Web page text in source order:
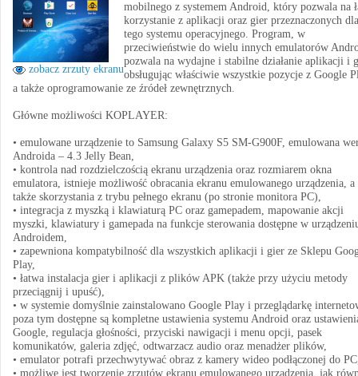
zobacz zrzuty ekranu
mobilnego z systemem Android, który pozwala na
korzystanie z aplikacji oraz gier przeznaczonych dla
tego systemu operacyjnego. Program, w
przeciwieństwie do wielu innych emulatorów
pozwala na wydajne i stabilne działanie aplikacji i
obsługując właściwie wszystkie pozycje z Google
a także oprogramowanie ze źródeł zewnętrznych.
Główne możliwości KOPLAYER:
• emulowane urządzenie to Samsung Galaxy S5 SM-G900F, emulowana
Androida – 4.3 Jelly Bean,
• kontrola nad rozdzielczością ekranu urządzenia oraz rozmiarem okna
emulatora, istnieje możliwość obracania ekranu emulowanego urządzenia, a
także skorzystania z trybu pełnego ekranu (po stronie monitora PC),
• integracja z myszką i klawiaturą PC oraz gamepadem, mapowanie akcji
myszki, klawiatury i gamepada na funkcje sterowania dostępne w
Androidem,
• zapewniona kompatybilność dla wszystkich aplikacji i gier ze Sklepu
Play,
• łatwa instalacja gier i aplikacji z plików APK (także przy użyciu metody
przeciągnij i upuść),
• w systemie domyślnie zainstalowano Google Play i przeglądarkę
poza tym dostępne są kompletne ustawienia systemu Android oraz
Google, regulacja głośności, przyciski nawigacji i menu opcji, pasek
komunikatów, galeria zdjęć, odtwarzacz audio oraz menadżer plików,
• emulator potrafi przechwytywać obraz z kamery wideo podłączonej do
• możliwe jest tworzenie zrzutów ekranu emulowanego urządzenia, jak